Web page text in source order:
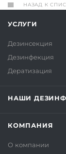
НАЗАД К
УСЛУГИ
Дезинсекция
Дезинфекция
Дератизация
НАШИ
КОМПАНИЯ
О компании